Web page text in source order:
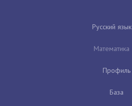
Русский язык
Математика
Профиль
База